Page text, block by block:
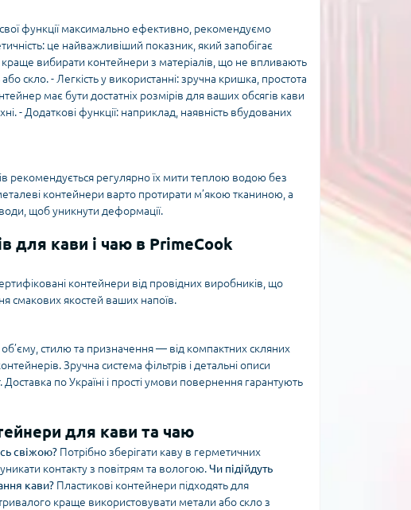
функції максимально ефективно, рекомендуємо
це найважливіший показник, який запобігає
краще вибирати контейнери з матеріалів, що не впливають
скло. - Легкість у використанні: зручна кришка, простота
має бути достатніх розмірів для ваших обсягів кави
- Додаткові функції: наприклад, наявність вбудованих
рекомендується регулярно їх мити теплою водою без
контейнери варто протирати м’якою тканиною, а
щоб уникнути деформації.
для кави і чаю в PrimeCook
контейнери від провідних виробників, що
смакових якостей ваших напоїв.
стилю та призначення — від компактних скляних
Зручна система фільтрів і детальні описи
по Україні і прості умови повернення гарантують
для кави та чаю
свіжою? Потрібно зберігати каву в герметичних
контакту з повітрям та вологою.Чи підійдуть
кави? Пластикові контейнери підходять для
краще використовувати метали або скло з